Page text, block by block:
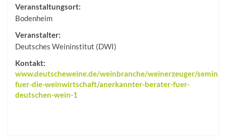
Veranstaltungsort:
Bodenheim
Veranstalter:
Deutsches Weininstitut (DWI)
Kontakt:
www.deutscheweine.de/weinbranche/weinerzeuger/
fuer-die-weinwirtschaft/anerkannter-berater-fuer-
deutschen-wein-1